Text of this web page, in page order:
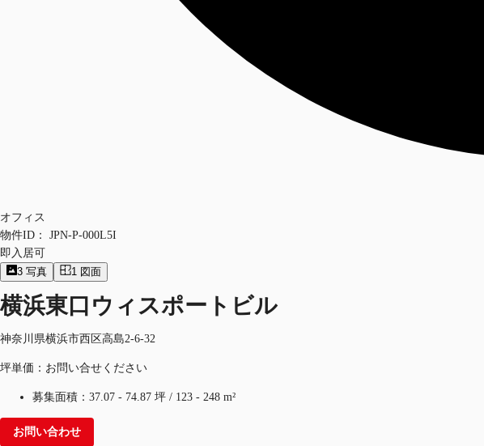
オフィス
物件ID：
JPN-P-000L5I
即入居可
3 写真 1 図面
横浜東口ウィスポートビル
神奈川県横浜市西区高島2-6-32
坪単価：お問い合せください
募集面積： 37.07 - 74.87 坪 / 123 - 248 m²
お問い合わせ